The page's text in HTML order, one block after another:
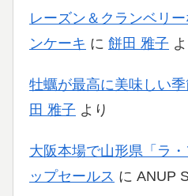
レーズン＆クランベリ
ンケーキ に 餅田 雅子
牡蠣が最高に美味しい季
田 雅子 より
大阪本場で山形県「ラ
ップセールス に ANUP